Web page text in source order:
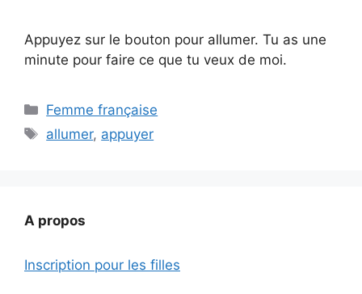
Appuyez sur le bouton pour allumer. Tu as une
minute pour faire ce que tu veux de moi.
Catégories
Femme française
Étiquettes
allumer, appuyer
A propos
Inscription pour les filles